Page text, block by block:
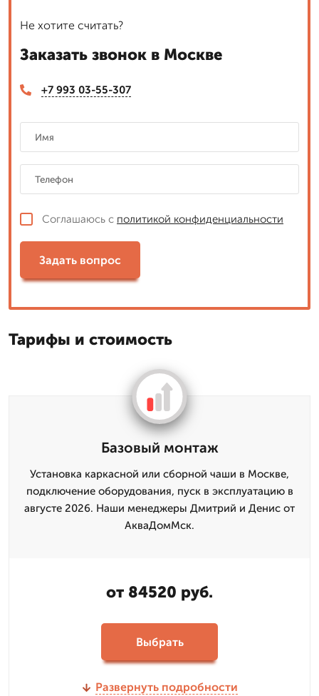
Не хотите считать?
Заказать звонок в Москве
+7 993 03-55-307
Соглашаюсь с политикой конфиденциальности
Задать вопрос
Тарифы и стоимость
Базовый монтаж
Установка каркасной или сборной чаши в Москве,
подключение оборудования, пуск в эксплуатацию в
августе 2026. Наши менеджеры Дмитрий и Денис от
АкваДомМск.
от 84520 руб.
Выбрать
Развернуть подробности